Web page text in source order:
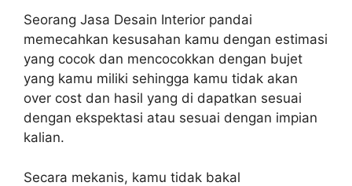
Seorang Jasa Desain Interior pandai
memecahkan kesusahan kamu dengan estimasi
yang cocok dan mencocokkan dengan bujet
yang kamu miliki sehingga kamu tidak akan
over cost dan hasil yang di dapatkan sesuai
dengan ekspektasi atau sesuai dengan impian
kalian.
Secara mekanis, kamu tidak bakal